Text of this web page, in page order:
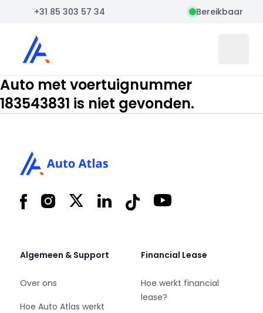
+31 85 303 57 34 Bereikbaar
Auto Atlas
Auto met voertuignummer
183543831 is niet gevonden.
FacebookInstagram
X LinkedInTiktok YouTube
Algemeen & Support
Over ons
Hoe Auto Atlas werkt
Financial Lease
Hoe werkt financial
lease?